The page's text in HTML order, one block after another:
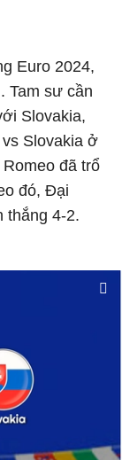
Euro 2024,
Tam sư cần
Slovakia,
Slovakia ở
đã trổ
đó, Đại
thắng 4-2.